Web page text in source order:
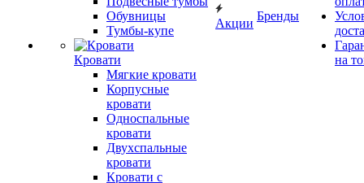
Обувницы
Тумбы-купе
Кровати
Мягкие кровати
Корпусные
кровати
Односпальные
кровати
Двухспальные
кровати
Кровати с
Акции
Бренды
на